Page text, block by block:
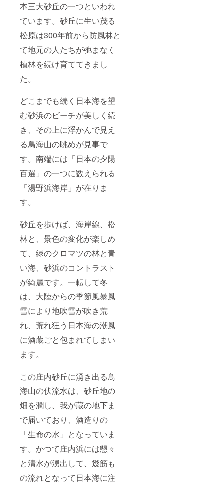
本三大砂丘の一つといわれ
ています。砂丘に生い茂る
松原は300年前から防風林と
て地元の人たちが弛まなく
植林を続け育ててきまし
た。
どこまでも続く日本海を望
む砂浜のビーチが美しく続
き、その上に浮かんで見え
る鳥海山の眺めが見事で
す。南端には「日本の夕陽
百選」の一つに数えられる
「湯野浜海岸」が在りま
す。
砂丘を歩けば、海岸線、松
林と、景色の変化が楽しめ
て、緑のクロマツの林と青
い海、砂浜のコントラスト
が綺麗です。一転して冬
は、大陸からの季節風暴風
雪により地吹雪が吹き荒
れ、荒れ狂う日本海の潮風
に酒蔵ごと包まれてしまい
ます。
この庄内砂丘に湧き出る鳥
海山の伏流水は、砂丘地の
畑を潤し、我が蔵の地下ま
で届いており、酒造りの
「生命の水」となっていま
す。かつて庄内浜には懇々
と清水が湧出して、幾筋も
の流れとなって日本海に注